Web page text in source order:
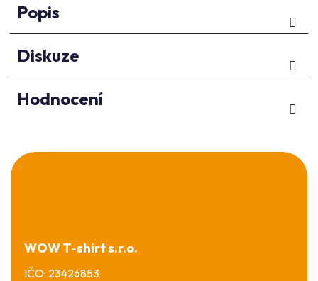
Popis
Diskuze
Hodnocení
Z
á
WOW T-shirt s.r.o.
IČO: 23426853